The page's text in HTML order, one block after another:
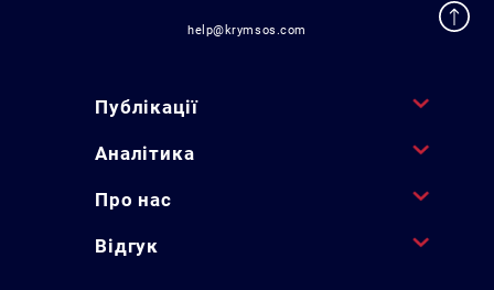
help@krymsos.com
Публікації
Аналітика
Про нас
Відгук